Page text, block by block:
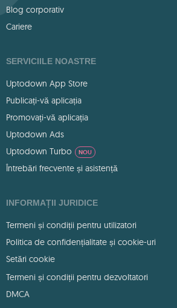
Blog corporativ
Cariere
SERVICIILE NOASTRE
Uptodown App Store
Publicați-vă aplicația
Promovați-vă aplicația
Uptodown Ads
Uptodown Turbo
NOU
Întrebări frecvente și asistență
INFORMAȚII JURIDICE
Termeni și condiții pentru utilizatori
Politica de confidențialitate și cookie-uri
Setări cookie
Termeni și condiții pentru dezvoltatori
DMCA